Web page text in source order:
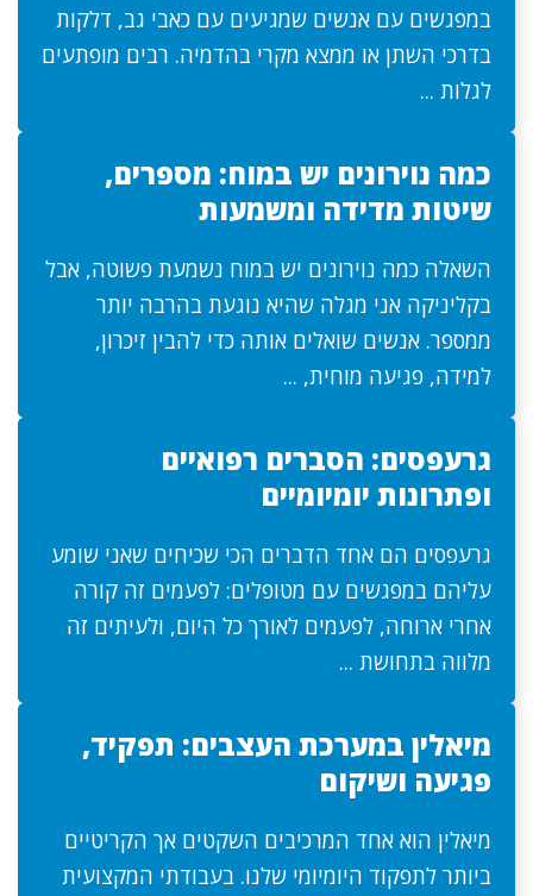
במפגשים עם אנשים שמגיעים עם כאבי גב, דלקות
בדרכי השתן או ממצא מקרי בהדמיה. רבים מופתעים
לגלות ...
כמה נוירונים יש במוח: מספרים,
שיטות מדידה ומשמעות
השאלה כמה נוירונים יש במוח נשמעת פשוטה, אבל
בקליניקה אני מגלה שהיא נוגעת בהרבה יותר
ממספר. אנשים שואלים אותה כדי להבין זיכרון,
למידה, פגיעה מוחית, ...
גרעפסים: הסברים רפואיים
ופתרונות יומיומיים
גרעפסים הם אחד הדברים הכי שכיחים שאני שומע
עליהם במפגשים עם מטופלים: לפעמים זה קורה
אחרי ארוחה, לפעמים לאורך כל היום, ולעיתים זה
מלווה בתחושת ...
מיאלין במערכת העצבים: תפקיד,
פגיעה ושיקום
מיאלין הוא אחד המרכיבים השקטים אך הקריטיים
ביותר לתפקוד היומיומי שלנו. בעבודתי המקצועית